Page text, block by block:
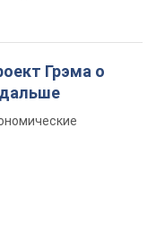
Грэма о
дальше